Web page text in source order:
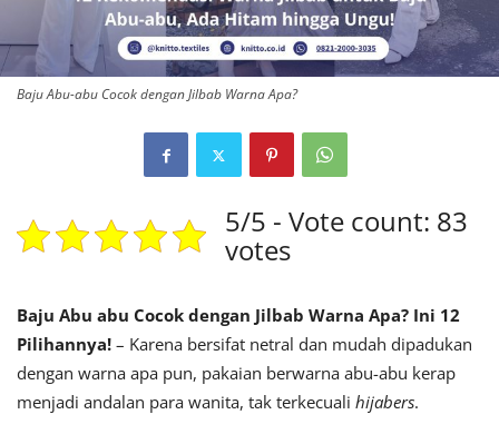
Baju Abu-abu Cocok dengan Jilbab Warna Apa?
5/5 - Vote count: 83
votes
Baju Abu abu Cocok dengan Jilbab Warna Apa? Ini 12
Pilihannya! – Karena bersifat netral dan mudah dipadukan
dengan warna apa pun, pakaian berwarna abu-abu kerap
menjadi andalan para wanita, tak terkecuali hijabers.